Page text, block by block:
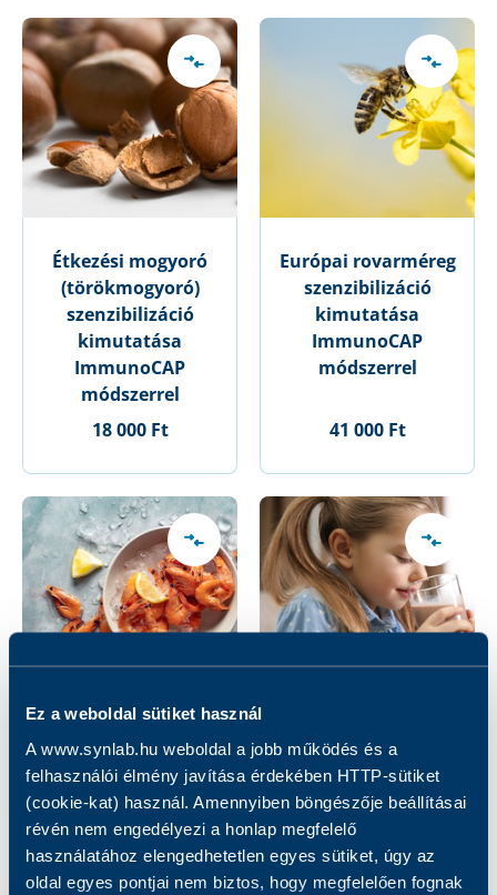
Ez a weboldal sütiket használ
A www.synlab.hu weboldal a jobb működés és a
felhasználói élmény javítása érdekében HTTP-sütiket
(cookie-kat) használ. Amennyiben böngészője beállításai
révén nem engedélyezi a honlap megfelelő
használatához elengedhetetlen egyes sütiket, úgy az
oldal egyes pontjai nem biztos, hogy megfelelően fognak
Étkezési mogyoró
(törökmogyoró)
szenzibilizáció
kimutatása
ImmunoCAP
módszerrel
18 000 Ft
Európai rovarméreg
szenzibilizáció
kimutatása
ImmunoCAP
módszerrel
41 000 Ft
Garnélarák
szenzibilizáció
kimutatása
ImmunoCAP
módszerrel
Gyermek molekuláris
ételallergia
ImmunoCAP panel
(tej, tojás,
földimogyoró) –
allergológiai